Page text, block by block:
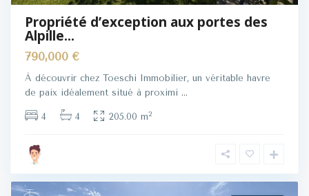
Propriété d’exception aux portes des
Alpille...
790,000 €
À découvrir chez Toeschi Immobilier, un véritable havre
de paix idéalement situé à proximi ...
4 4 205.00 m2